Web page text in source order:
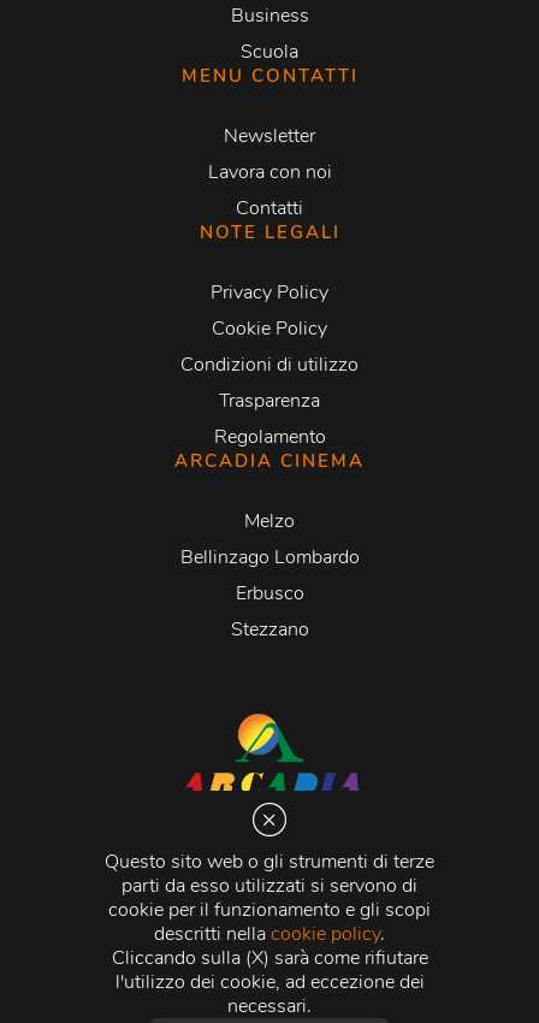
Questo sito web o gli strumenti di terze
parti da esso utilizzati si servono di
cookie per il funzionamento e gli scopi
descritti nellacookie policy.
Cliccando sulla (X) sarà come rifiutare
l'utilizzo dei cookie, ad eccezione dei
necessari.
Business
Scuola
MENU CONTATTI
Newsletter
Lavora con noi
Contatti
NOTE LEGALI
Privacy Policy
Cookie Policy
Condizioni di utilizzo
Trasparenza
Regolamento
ARCADIA CINEMA
Melzo
Bellinzago Lombardo
Erbusco
Stezzano
Via Martiri della Libertà 20066 Melzo (MI)
C.C.I.A.A. - R.E.A di Milano n. 1427910
Registro delle Imprese di Milano n. 338392 -
Fiscale e Partita Iva11015840157 | Capitale Sociale
500.000,00 i.v.
Credits:Crea Informatica S.r.l. 2026 © Tutti i diritti
riservati.